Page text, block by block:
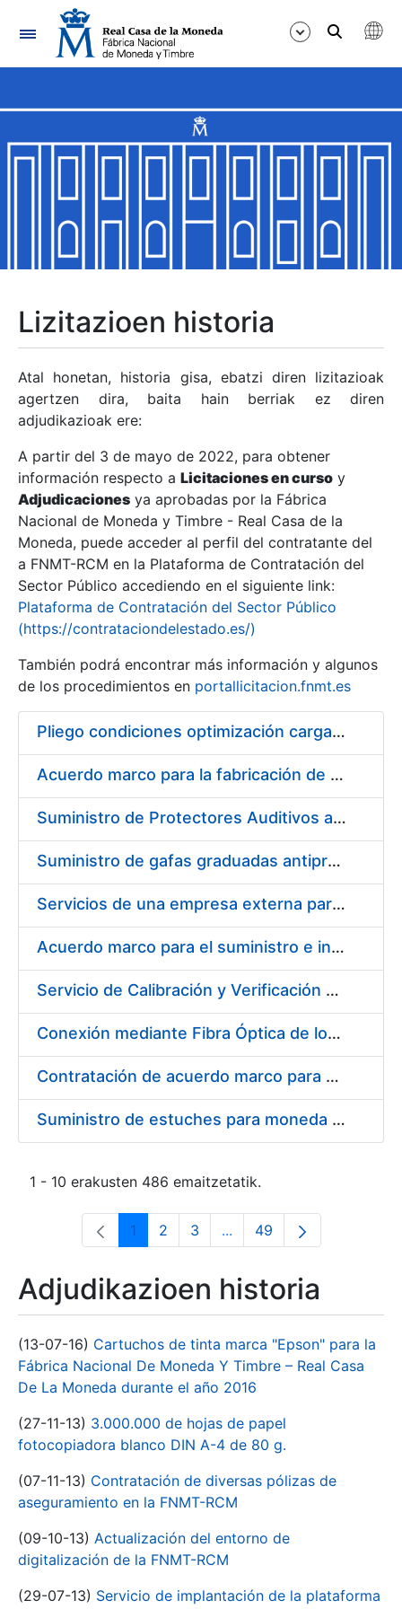
Nabigazioa
Erakutsi/Ezkutatu
Erakutsi/Ezkutatu
Erakutsi/Ezkutatu
Erakutsi/Ezkutatu
Erakutsi/Ezkutatu
Erakutsi/Ezkutatu
Erakutsi/Ezkutatu
Erakutsi/Ezkutatu
Lizitazioen historia
Atal honetan, historia gisa, ebatzi diren lizitazioak
agertzen dira, baita hain berriak ez diren
adjudikazioak ere:
A partir del 3 de mayo de 2022, para obtener
información respecto a Licitaciones en curso y
Adjudicaciones ya aprobadas por la Fábrica
Nacional de Moneda y Timbre - Real Casa de la
Moneda, puede acceder al perfil del contratante del
a FNMT-RCM en la Plataforma de Contratación del
Sector Público accediendo en el siguiente link:
Plataforma de Contratación del Sector Público
(https://contrataciondelestado.es/)
También podrá encontrar más información y algunos
de los procedimientos en portallicitacion.fnmt.es
Pliego condiciones optimización cargas compras firmado
Acuerdo marco para la fabricación de piezas
Suministro de Protectores Auditivos a medida para las personas trabajadoras de los Centros de Trabajo de Madrid y Burgos
Suministro de gafas graduadas antiproyecciones para los trabajadores de la FNMT-RCM en los centros de trabajo de Madrid y Burgos
Servicios de una empresa externa para el asesoramiento y resolución de los recursos de alzada que se presentan relacionados con procesos de selección para la FNMT-RCM
Acuerdo marco para el suministro e instalación de persianas, estores y otros complementos
Servicio de Calibración y Verificación Externa de los Equipos de Medición del Servicio de Prevención de la FNMT-RCM
Conexión mediante Fibra Óptica de los Centros de Proceso de Datos (CPDs) de las sedes de la FNMT-RCM de Burgos y Madrid
Contratación de acuerdo marco para el Suministro de Material de Electricidad para la Fábrica Nacional de Moneda y Timbre-Real Casa de la Moneda en su centro de trabajo de Burgos
Suministro de estuches para moneda de 30 €
1 - 10 erakusten 486 emaitzetatik.
Orrialdea
1 Orrialdea
2 Orrialdea
3 ...Intermediate Pages Use
Orrialdea
49
Adjudikazioen historia
(13-07-16) Cartuchos de tinta marca "Epson" para la
Fábrica Nacional De Moneda Y Timbre – Real Casa
De La Moneda durante el año 2016
(27-11-13) 3.000.000 de hojas de papel
fotocopiadora blanco DIN A-4 de 80 g.
(07-11-13) Contratación de diversas pólizas de
aseguramiento en la FNMT-RCM
(09-10-13) Actualización del entorno de
digitalización de la FNMT-RCM
(29-07-13) Servicio de implantación de la plataforma